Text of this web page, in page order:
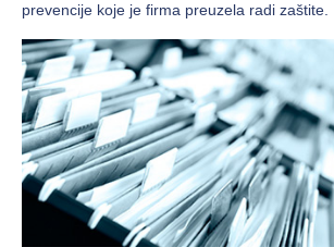
prevencije koje je firma preuzela radi zaštite.